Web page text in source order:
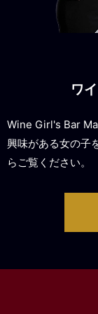
ワ
Wine Girl's Bar
興味がある女の子
らご覧ください。